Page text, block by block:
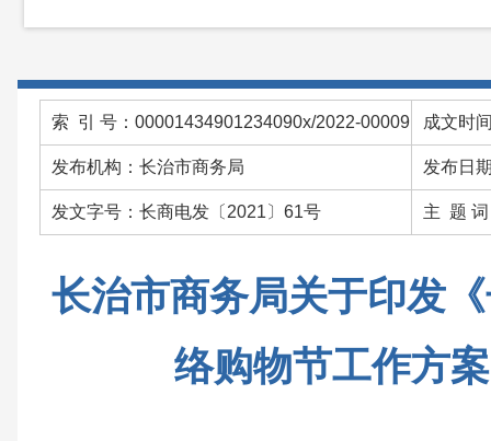
索 引 号：00001434901234090x/2022-00009 成文时
发布机构：长治市商务局 发布日
发文字号：长商电发〔2021〕61号 主 题 词
长治市商务局关于印发
络购物节工作方